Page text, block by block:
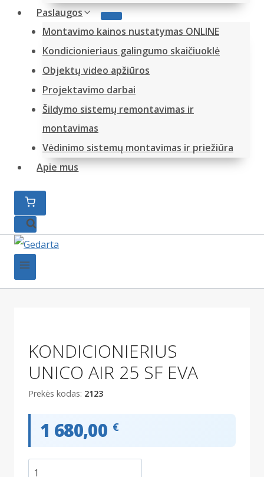
Paslaugos
Montavimo kainos nustatymas ONLINE
Kondicionieriaus galingumo skaičiuoklė
Objektų video apžiūros
Projektavimo darbai
Šildymo sistemų remontavimas ir
montavimas
Vėdinimo sistemų montavimas ir priežiūra
Apie mus
KONDICIONIERIUS
UNICO AIR 25 SF EVA
Prekės kodas: 2123
1 680,00 €
produkto